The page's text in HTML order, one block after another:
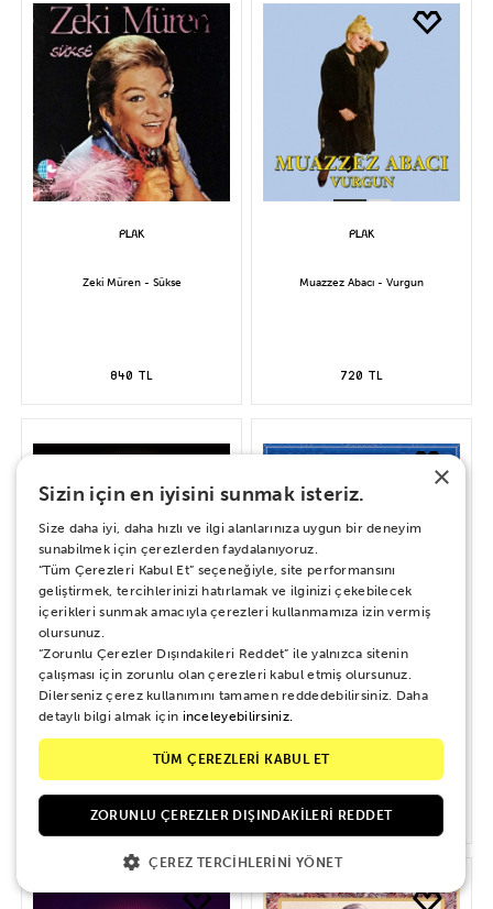
Zeki Müren - Sükse
840 TL
Muazzez Abacı - Vurgun
720 TL
Zeki Müren – Saklı Kayıtlar 1952-
1984
600 TL
Müzeyyen Senar - Söyleyin Güneşe
800 TL
×
Sizin için en iyisini sunmak isteriz.
Size daha iyi, daha hızlı ve ilgi alanlarınıza uygun bir deneyim
sunabilmek için çerezlerden faydalanıyoruz.
“Tüm Çerezleri Kabul Et” seçeneğiyle, site performansını
geliştirmek, tercihlerinizi hatırlamak ve ilginizi çekebilecek
içerikleri sunmak amacıyla çerezleri kullanmamıza izin vermiş
olursunuz.
“Zorunlu Çerezler Dışındakileri Reddet” ile yalnızca sitenin
çalışması için zorunlu olan çerezleri kabul etmiş olursunuz.
Dilerseniz çerez kullanımını tamamen reddedebilirsiniz. Daha
detaylı bilgi almak için inceleyebilirsiniz.
TÜM ÇEREZLERİ KABUL ET
ZORUNLU ÇEREZLER DIŞINDAKILERI REDDET
ÇEREZ TERCIHLERINI YÖNET